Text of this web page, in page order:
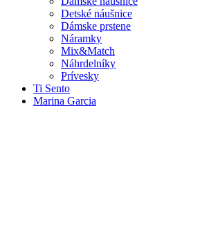
Detské náušnice
Dámske prstene
Náramky
Mix&Match
Náhrdelníky
Prívesky
Ti Sento
Marina Garcia